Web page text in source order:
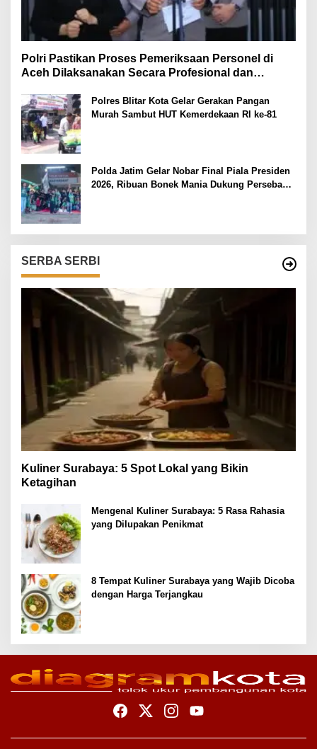
Polri Pastikan Proses Pemeriksaan Personel di
Aceh Dilaksanakan Secara Profesional dan
Polres Blitar Kota Gelar Gerakan Pangan
Murah Sambut HUT Kemerdekaan RI ke-81
Polda Jatim Gelar Nobar Final Piala Presiden
2026, Ribuan Bonek Mania Dukung Persebaya
SERBA SERBI
Kuliner Surabaya: 5 Spot Lokal yang Bikin
Ketagihan
Mengenal Kuliner Surabaya: 5 Rasa Rahasia
yang Dilupakan Penikmat
8 Tempat Kuliner Surabaya yang Wajib Dicoba
dengan Harga Terjangkau